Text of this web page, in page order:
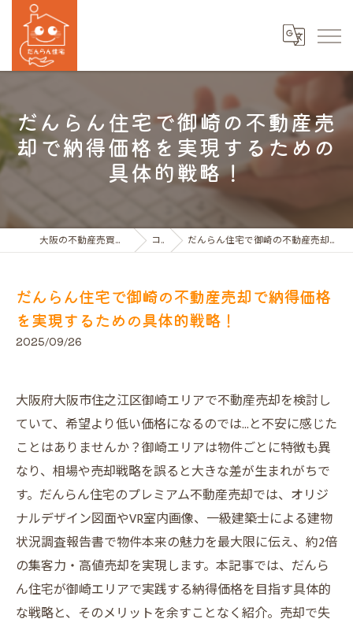
だんらん住宅で御崎の不動産売
却で納得価格を実現するための
具体的戦略！
大阪の不動産売買ならだんらん住宅株式会社 コラム だんらん住宅で御崎の不動産売却で納得価格を実現するための具体的戦略！
だんらん住宅で御崎の不動産売却で納得価格
を実現するための具体的戦略！
2025/09/26
大阪府大阪市住之江区御崎エリアで不動産売却を検討し
ていて、希望より低い価格になるのでは…と不安に感じた
ことはありませんか？御崎エリアは物件ごとに特徴も異
なり、相場や売却戦略を誤ると大きな差が生まれがちで
す。だんらん住宅のプレミアム不動産売却では、オリジ
ナルデザイン図面やVR室内画像、一級建築士による建物
状況調査報告書で物件本来の魅力を最大限に伝え、約2倍
の集客力・高値売却を実現します。本記事では、だんら
ん住宅が御崎エリアで実践する納得価格を目指す具体的
な戦略と、そのメリットを余すことなく紹介。売却で失